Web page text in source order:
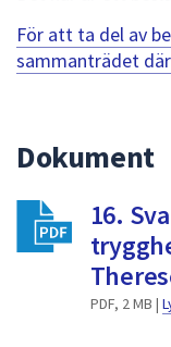
För att ta del av
sammanträdet
Dokument
16.
PDF, 2 MB |